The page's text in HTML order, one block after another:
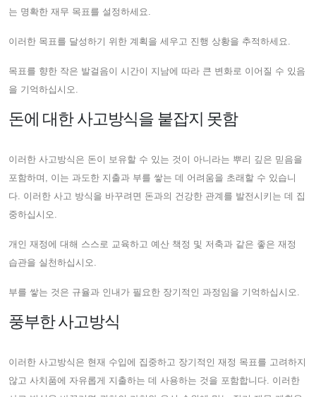
는 명확한 재무 목표를 설정하세요.
이러한 목표를 달성하기 위한 계획을 세우고 진행 상황을 추적하세요.
목표를 향한 작은 발걸음이 시간이 지남에 따라 큰 변화로 이어질 수 있음
을 기억하십시오.
돈에 대한 사고방식을 붙잡지 못함
이러한 사고방식은 돈이 보유할 수 있는 것이 아니라는 뿌리 깊은 믿음을
포함하며, 이는 과도한 지출과 부를 쌓는 데 어려움을 초래할 수 있습니
다. 이러한 사고 방식을 바꾸려면 돈과의 건강한 관계를 발전시키는 데 집
중하십시오.
개인 재정에 대해 스스로 교육하고 예산 책정 및 저축과 같은 좋은 재정
습관을 실천하십시오.
부를 쌓는 것은 규율과 인내가 필요한 장기적인 과정임을 기억하십시오.
풍부한 사고방식
이러한 사고방식은 현재 수입에 집중하고 장기적인 재정 목표를 고려하지
않고 사치품에 자유롭게 지출하는 데 사용하는 것을 포함합니다. 이러한